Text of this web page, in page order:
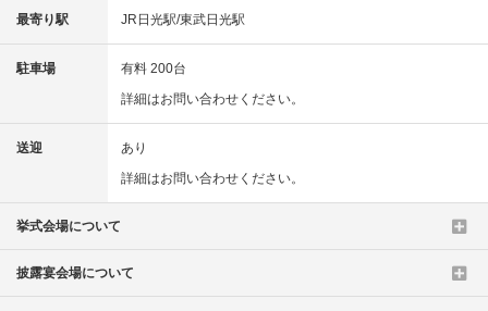
最寄り駅 JR日光駅/東武日光駅
駐車場
有料 200台
詳細はお問い合わせください。
送迎
あり
詳細はお問い合わせください。
挙式会場について
披露宴会場について